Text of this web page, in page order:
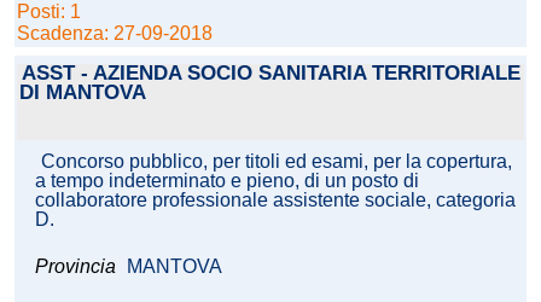
Posti: 1
Scadenza: 27-09-2018
ASST - AZIENDA SOCIO SANITARIA TERRITORIALE
DI MANTOVA
Concorso pubblico, per titoli ed esami, per la copertura,
a tempo indeterminato e pieno, di un posto di
collaboratore professionale assistente sociale, categoria
D.
Provincia MANTOVA